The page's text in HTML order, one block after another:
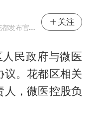
布官方网易号
关注
民政府与微医
议。花都区相关
，微医控股负